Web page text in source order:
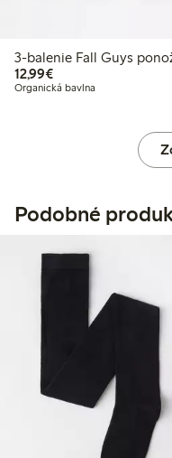
3-balenie Fall
12,99€12,99 €
Organická bavlna
Podobné